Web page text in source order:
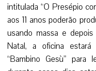
intitulada “O Presépio
aos 11 anos poderão
usando massa e
Natal, a oficina
“Bambino Gesù” para